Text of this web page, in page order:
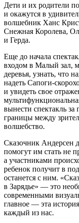
Дети и их родители
и окажутся в
волшебник Ханс
Снежная Королева,
и Герда.
Еще до начала
входом в Малый зал,
деревья, узнать, что
надеть Сапоги-
и увидеть свое
вынести спектакль за
границы между
волшебство.
Сказочник Андерсен
помогут им стать не
а участниками
ребенок получит в
останется с ним.
в Зарядье» — это
современными
главное — эта
каждый из нас.